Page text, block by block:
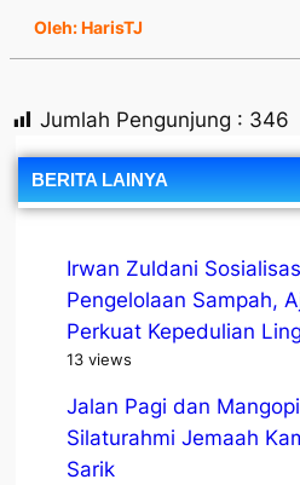
Oleh: HarisTJ
Jumlah Pengunjung : 346
BERITA LAINYA
Irwan Zuldani
Pengelolaan Sampah,
Perkuat Kepedulian
13 views
Jalan Pagi dan
Silaturahmi Jemaah
Sarik